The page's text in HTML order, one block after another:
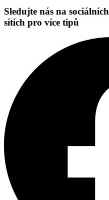
Sledujte nás na sociálních
sítích pro více tipů